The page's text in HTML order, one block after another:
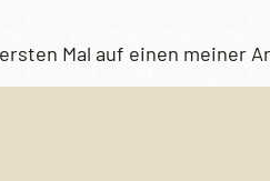
Mal auf einen meiner